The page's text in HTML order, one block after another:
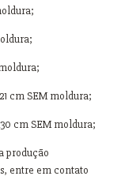
cm SEM moldura;
cm SEM moldura;
produção
entre em contato